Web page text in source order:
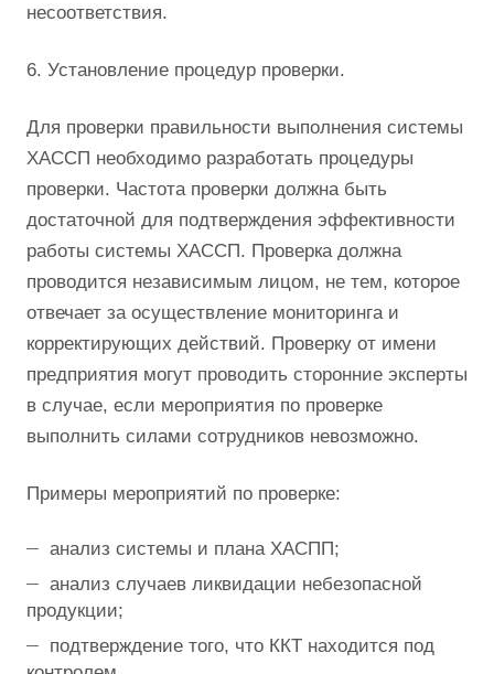
несоответствия.
6. Установление процедур проверки.
Для проверки правильности выполнения системы
ХАССП необходимо разработать процедуры
проверки. Частота проверки должна быть
достаточной для подтверждения эффективности
работы системы ХАССП. Проверка должна
проводится независимым лицом, не тем, которое
отвечает за осуществление мониторинга и
корректирующих действий. Проверку от имени
предприятия могут проводить сторонние эксперты
в случае, если мероприятия по проверке
выполнить силами сотрудников невозможно.
Примеры мероприятий по проверке:
анализ системы и плана ХАСПП;
анализ случаев ликвидации небезопасной
продукции;
подтверждение того, что ККТ находится под